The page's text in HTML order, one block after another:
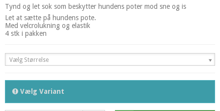
Tynd og let sok som beskytter hundens poter mod sne og is
Let at sætte på hundens pote.
Med velcrolukning og elastik
4 stk i pakken
Vælg Størrelse
Vælg Variant